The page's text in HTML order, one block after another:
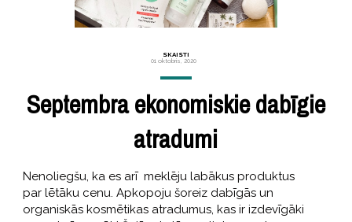
SKAISTI
01 oktobris, 2020
Septembra ekonomiskie dabīgie
atradumi
Nenoliegšu, ka es arī meklēju labākus produktus
par lētāku cenu. Apkopoju šoreiz dabīgās un
organiskās kosmētikas atradumus, kas ir izdevīgāki